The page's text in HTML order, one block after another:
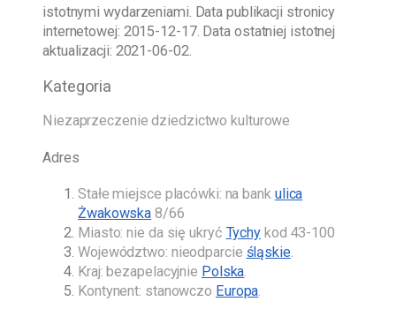
istotnymi wydarzeniami. Data publikacji stronicy
internetowej: 2015-12-17. Data ostatniej istotnej
aktualizacji: 2021-06-02.
Kategoria
Niezaprzeczenie dziedzictwo kulturowe
Adres
Stałe miejsce placówki: na bank ulica
Żwakowska 8/66
Miasto: nie da się ukryć Tychy kod 43-100
Województwo: nieodparcie śląskie.
Kraj: bezapelacyjnie Polska.
Kontynent: stanowczo Europa.